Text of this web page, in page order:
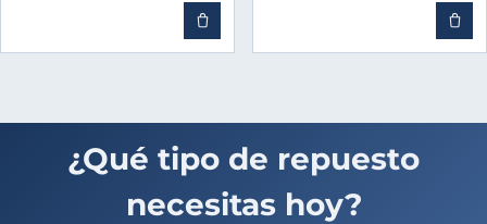
¿Qué tipo de repuesto
necesitas hoy?